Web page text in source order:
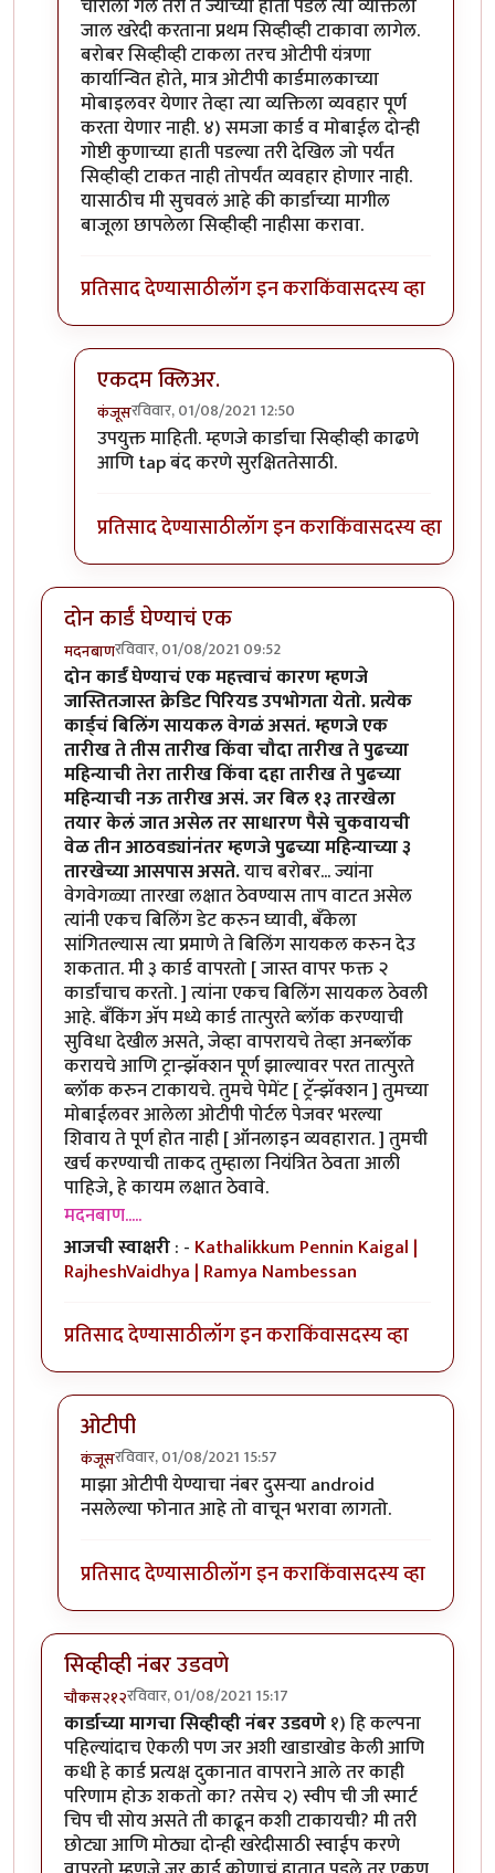
चोरीला गेलं तरी ते ज्याच्या हाती पडेल त्या व्यक्तिला
जाल खरेदी करताना प्रथम सिव्हीव्ही टाकावा लागेल.
बरोबर सिव्हीव्ही टाकला तरच ओटीपी यंत्रणा
कार्यान्वित होते, मात्र ओटीपी कार्डमालकाच्या
मोबाइलवर येणार तेव्हा त्या व्यक्तिला व्यवहार पूर्ण
करता येणार नाही. ४) समजा कार्ड व मोबाईल दोन्ही
गोष्टी कुणाच्या हाती पडल्या तरी देखिल जो पर्यंत
सिव्हीव्ही टाकत नाही तोपर्यंत व्यवहार होणार नाही.
यासाठीच मी सुचवलं आहे की कार्डाच्या मागील
बाजूला छापलेला सिव्हीव्ही नाहीसा करावा.
प्रतिसाद देण्यासाठीलॉग इन कराकिंवासदस्य व्हा
एकदम क्लिअर.
कंजूसरविवार, 01/08/2021 12:50
In reply toधन्यवादbyसर्वसाक्षी
उपयुक्त माहिती. म्हणजे कार्डाचा सिव्हीव्ही काढणे
आणि tap बंद करणे सुरक्षिततेसाठी.
प्रतिसाद देण्यासाठीलॉग इन कराकिंवासदस्य व्हा
दोन कार्डं घेण्याचं एक
मदनबाणरविवार, 01/08/2021 09:52
दोन कार्डं घेण्याचं एक महत्त्वाचं कारण म्हणजे
जास्तितजास्त क्रेडिट पिरियड उपभोगता येतो. प्रत्येक
कार्ड्चं बिलिंग सायकल वेगळं असतं. म्हणजे एक
तारीख ते तीस तारीख किंवा चौदा तारीख ते पुढच्या
महिन्याची तेरा तारीख किंवा दहा तारीख ते पुढच्या
महिन्याची नऊ तारीख असं. जर बिल १३ तारखेला
तयार केलं जात असेल तर साधारण पैसे चुकवायची
वेळ तीन आठवड्यांनंतर म्हणजे पुढच्या महिन्याच्या ३
तारखेच्या आसपास असते.याच बरोबर... ज्यांना
वेगवेगळ्या तारखा लक्षात ठेवण्यास ताप वाटत असेल
त्यांनी एकच बिलिंग डेट करुन घ्यावी, बँकेला
सांगितल्यास त्या प्रमाणे ते बिलिंग सायकल करुन देउ
शकतात. मी ३ कार्ड वापरतो [ जास्त वापर फक्त २
कार्डांचाच करतो. ] त्यांना एकच बिलिंग सायकल ठेवली
आहे. बँकिंग अ‍ॅप मध्ये कार्ड तात्पुरते ब्लॉक करण्याची
सुविधा देखील असते, जेव्हा वापरायचे तेव्हा अनब्लॉक
करायचे आणि ट्रान्झॅक्शन पूर्ण झाल्यावर परत तात्पुरते
ब्लॉक करुन टाकायचे. तुमचे पेमेंट [ ट्रॅन्झॅक्शन ] तुमच्या
मोबाईलवर आलेला ओटीपी पोर्टल पेजवर भरल्या
शिवाय ते पूर्ण होत नाही [ ऑनलाइन व्यवहारात. ] तुमची
खर्च करण्याची ताकद तुम्हाला नियंत्रित ठेवता आली
पाहिजे, हे कायम लक्षात ठेवावे.
मदनबाण.....
आजची स्वाक्षरी: - Kathalikkum Pennin Kaigal |
RajheshVaidhya | Ramya Nambessan
प्रतिसाद देण्यासाठीलॉग इन कराकिंवासदस्य व्हा
ओटीपी
कंजूसरविवार, 01/08/2021 15:57
In reply toदोन कार्डं घेण्याचं एकbyमदनबाण
माझा ओटीपी येण्याचा नंबर दुसऱ्या android
नसलेल्या फोनात आहे तो वाचून भरावा लागतो.
प्रतिसाद देण्यासाठीलॉग इन कराकिंवासदस्य व्हा
सिव्हीव्ही नंबर उडवणे
चौकस२१२रविवार, 01/08/2021 15:17
कार्डाच्या मागचा सिव्हीव्ही नंबर उडवणे१) हि कल्पना
पहिल्यांदाच ऐकली पण जर अशी खाडाखोड केली आणि
कधी हे कार्ड प्रत्यक्ष दुकानात वापराने आले तर काही
परिणाम होऊ शकतो का? तसेच २) स्वीप ची जी स्मार्ट
चिप ची सोय असते ती काढून कशी टाकायची? मी तरी
छोट्या आणि मोठ्या दोन्ही खरेदीसाठी स्वाईप करणे